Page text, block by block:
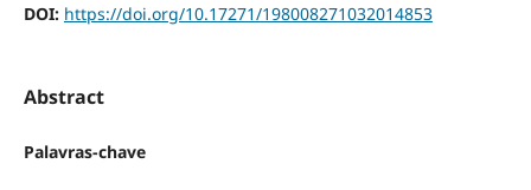
DOI: https://doi.org/10.17271/198008271032014853
Abstract
Palavras-chave